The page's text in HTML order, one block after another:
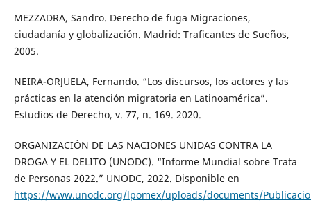
MEZZADRA, Sandro. Derecho de fuga Migraciones,
ciudadanía y globalización. Madrid: Traficantes de Sueños,
2005.
NEIRA-ORJUELA, Fernando. “Los discursos, los actores y las
prácticas en la atención migratoria en Latinoamérica”.
Estudios de Derecho, v. 77, n. 169. 2020.
ORGANIZACIÓN DE LAS NACIONES UNIDAS CONTRA LA
DROGA Y EL DELITO (UNODC). “Informe Mundial sobre Trata
de Personas 2022.” UNODC, 2022. Disponible en
https://www.unodc.org/lpomex/uploads/documents/